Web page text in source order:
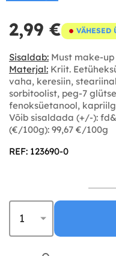
2,99 € VÄHESED
Sisaldab: Must make-
Materjal: Kriit.
vaha, keresiin,
sorbitoolist, peg-7
fenoksüetanool,
Võib sisaldada (+/-):
(€/100g): 99,67 €/100g
REF: 123690-0